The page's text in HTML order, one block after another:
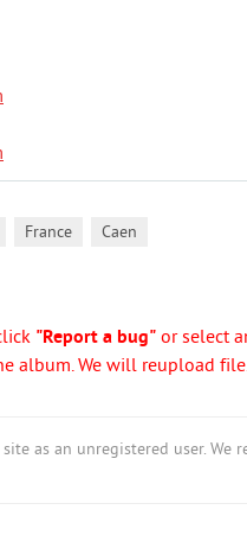
France Caen
"Report a bug" or select
album. We will reupload
as an unregistered user. We